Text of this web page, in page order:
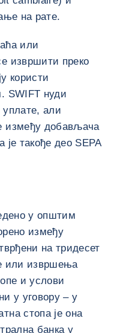
на рате.
или
извршити преко
користи
SWIFT нуди
али
између добављача
такође део SEPA
у општим
између
на тридесет
или извршења
и услови
у уговору – у
стопа је она
банка у